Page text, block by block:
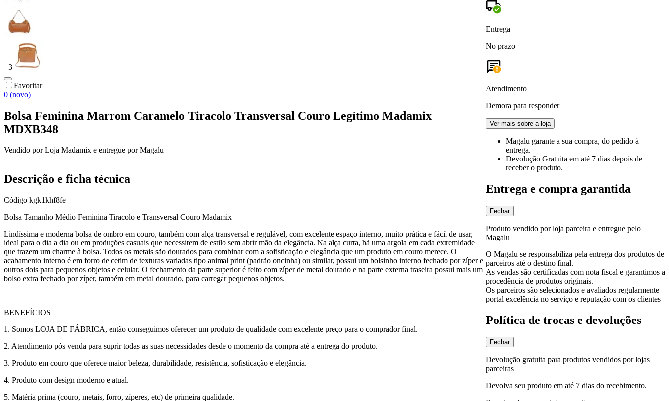
+3
Favoritar
0 (novo)
Bolsa Feminina Marrom Caramelo Tiracolo Transversal Couro Legítimo Madamix
MDXB348
Vendido porLoja Madamix e entregue por Magalu
Entrega
No prazo
Atendimento
Demora para responder
Ver mais sobre a loja
Magalu garante a sua compra, do pedido à
entrega.
Devolução Gratuita em até 7 dias depois de
receber o produto.
Entrega e compra garantida
Fechar
Produto vendido por loja parceira e entregue pelo
Magalu
O Magalu se responsabiliza pela entrega dos produtos de
parceiros até o destino final.
As vendas são certificadas com nota fiscal e garantimos a
procedência de produtos originais.
Os parceiros são selecionados e avaliados regularmente
portal excelência no serviço e reputação com os clientes
Política de trocas e devoluções
Fechar
Devolução gratuita para produtos vendidos por lojas
parceiras
Devolva seu produto em até 7 dias do recebimento.
Descrição e ficha técnica
Código kgk1khf8fe
Bolsa Tamanho Médio Feminina Tiracolo e Transversal Couro Madamix
Lindíssima e moderna bolsa de ombro em couro, também com alça transversal e regulável, com excelente espaço interno, muito prática e fácil de usar,
ideal para o dia a dia ou em produções casuais que necessitem de estilo sem abrir mão da elegância. Na alça curta, há uma argola em cada extremidade
que trazem um charme à bolsa. Todos os metais são dourados para combinar com a sofisticação e elegância que um produto em couro merece. O
acabamento interno é em forro de cetim de texturas variadas tipo animal print (padrão oncinha) ou similar, possui um bolsinho interno fechado por zíper e
outros dois para pequenos objetos e celular. O fechamento da parte superior é feito com zíper de metal dourado e na parte externa traseira possui mais um
bolso extra fechado por zíper, também em metal dourado, para carregar pequenos objetos.
BENEFÍCIOS
1. Somos LOJA DE FÁBRICA, então conseguimos oferecer um produto de qualidade com excelente preço para o comprador final.
2. Atendimento pós venda para suprir todas as suas necessidades desde o momento da compra até a entrega do produto.
3. Produto em couro que oferece maior beleza, durabilidade, resistência, sofisticação e elegância.
4. Produto com design moderno e atual.
5. Matéria prima (couro, metais, forro, zíperes, etc) de primeira qualidade.